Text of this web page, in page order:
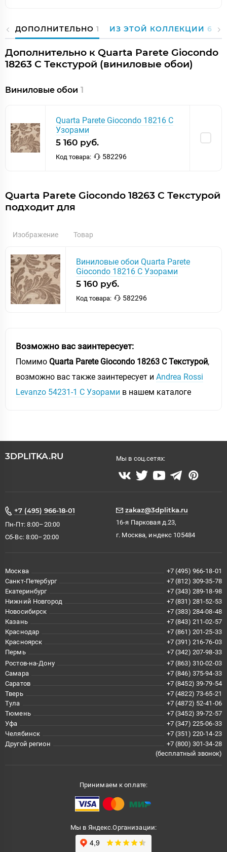
ДОПОЛНИТЕЛЬНО 1 ИЗ ЭТОЙ КОЛЛЕКЦИИ 62
Дополнительно к Quarta Parete Giocondo
18263 С Текстурой (виниловые обои)
Виниловые обои 1
Quarta Parete Giocondo 18216 С
Узорами
5 160 руб.
Код товара: 582296
Quarta Parete Giocondo 18263 С Текстурой
подходит для
Изображение Товар
Виниловые обои Quarta Parete
Giocondo 18216 С Узорами
5 160 руб.
Код товара: 582296
Возможно вас заинтересует:
Помимо Quarta Parete Giocondo 18263 С Текстурой,
возможно вас также заинтересует и Andrea Rossi
Levanzo 54231-1 C Узорами в нашем каталоге
3DPLITKA.RU Мы в соц.сетях:
+7 (495) 966-18-01
Пн-Пт: 8:00–20:00
Сб-Вс: 8:00–20:00
zakaz@3dplitka.ru
16-я Парковая д.23,
г. Москва, индекс 105484
Москва
+7 (495) 966-18-01
Санкт-Петербург
+7 (812) 309-35-78
Екатеринбург
+7 (343) 289-18-98
Нижний Новгород
+7 (831) 281-52-53
Новосибирск
+7 (383) 284-08-48
Казань
+7 (843) 211-02-57
Краснодар
+7 (861) 201-25-33
Красноярск
+7 (391) 216-76-03
Пермь
+7 (342) 207-98-33
Ростов-на-Дону
+7 (863) 310-02-03
Самара
+7 (846) 375-94-33
Саратов
+7 (8452) 39-79-54
Тверь
+7 (4822) 73-65-21
Тула
+7 (4872) 52-41-06
Тюмень
+7 (3452) 39-72-57
Уфа
+7 (347) 225-06-33
Челябинск
+7 (351) 220-14-23
Другой регион
+7 (800) 301-34-28
(бесплатный звонок)
Принимаем к оплате:
Мы в Яндекс.Организации: